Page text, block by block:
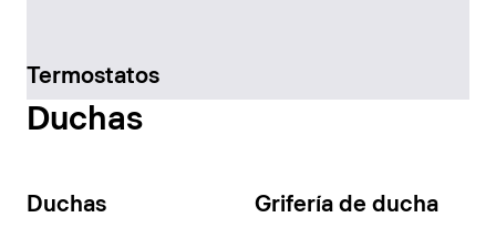
Termostatos
Duchas
Duchas Grifería de ducha